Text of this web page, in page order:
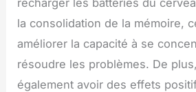
la consolidation de la mémoire,
améliorer la capacité à se
résoudre les problèmes. De
également avoir des effets